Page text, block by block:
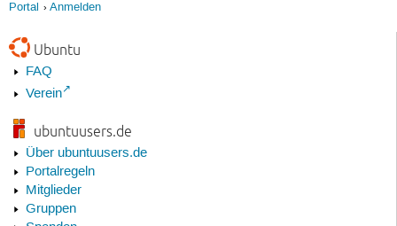
Portal Anmelden
Ubuntu
FAQ
Verein
ubuntuusers.de
Über ubuntuusers.de
Portalregeln
Mitglieder
Gruppen